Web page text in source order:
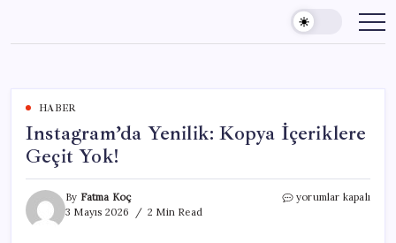
content
HABER
Instagram’da Yenilik: Kopya İçeriklere
Geçit Yok!
By Fatma Koç
3 Mayıs 2026
2 Min Read
Instagram’da
yorumlar kapalı